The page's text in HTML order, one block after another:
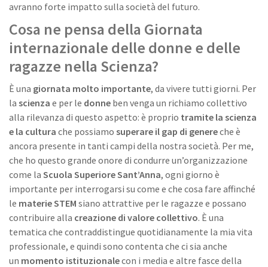
avranno forte impatto sulla società del futuro.
Cosa ne pensa della Giornata
internazionale delle donne e delle
ragazze nella Scienza?
È una giornata molto importante, da vivere tutti giorni. Per
la scienza e per le donne ben venga un richiamo collettivo
alla rilevanza di questo aspetto: è proprio tramite la scienza
e la cultura che possiamo superare il gap di genereche è
ancora presente in tanti campi della nostra società. Per me,
che ho questo grande onore di condurre un’organizzazione
come la Scuola Superiore Sant’Anna, ogni giorno è
importante per interrogarsi su come e che cosa fare affinché
le materie STEM siano attrattive per le ragazze e possano
contribuire alla creazione di valore collettivo. È una
tematica che contraddistingue quotidianamente la mia vita
professionale, e quindi sono contenta che ci sia anche
un momento istituzionalecon i media e altre fasce della